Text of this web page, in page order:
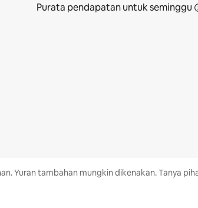
Purata pendapatan untuk seminggu
Yuran tambahan mungkin dikenakan. Tanya